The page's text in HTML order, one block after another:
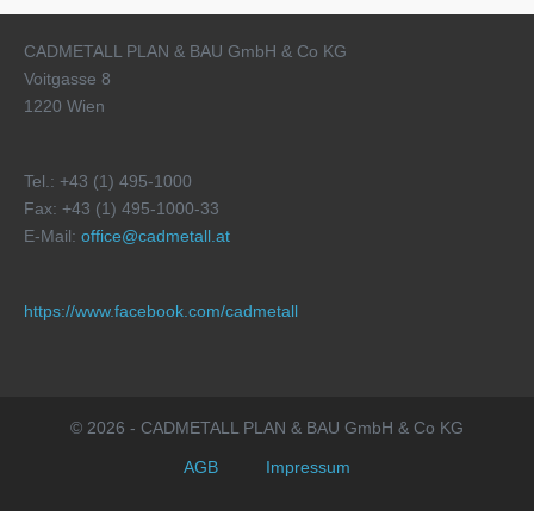
CADMETALL PLAN & BAU GmbH & Co KG
Voitgasse 8
1220 Wien
Tel.: +43 (1) 495-1000
Fax: +43 (1) 495-1000-33
E-Mail: office@cadmetall.at
https://www.facebook.com/cadmetall
© 2026 - CADMETALL PLAN & BAU GmbH & Co KG
AGB Impressum